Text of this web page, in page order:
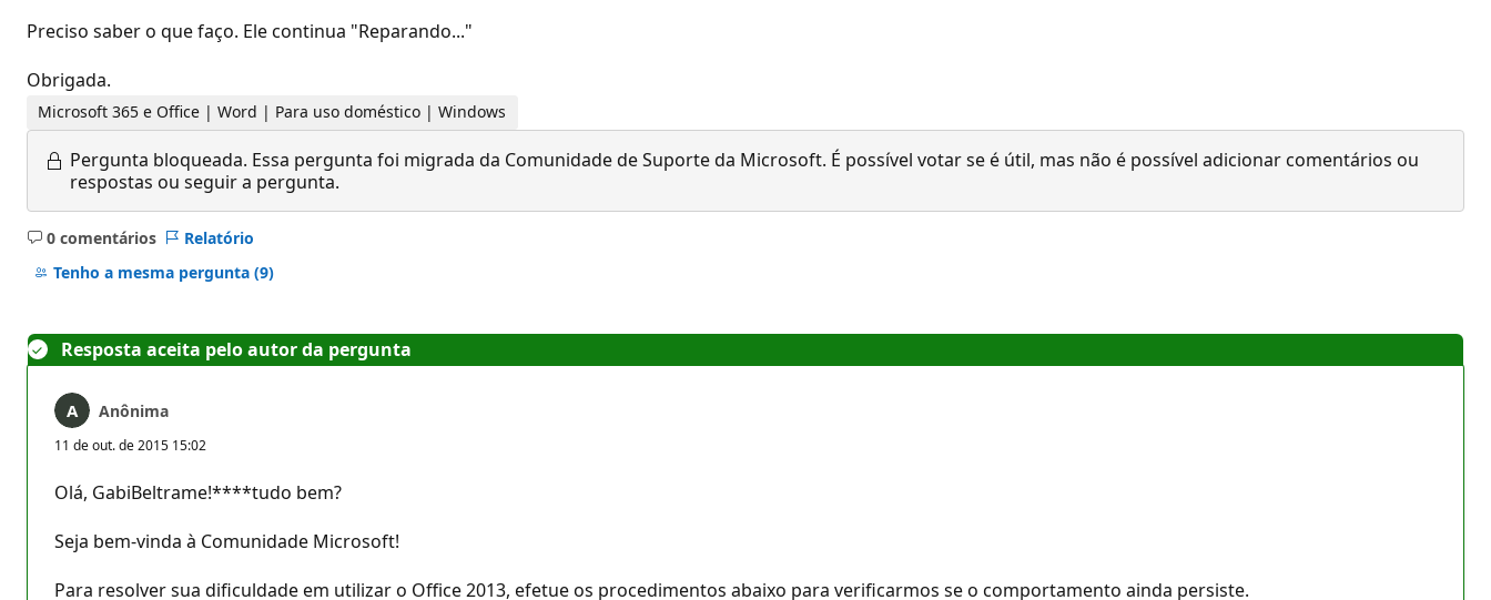
Preciso saber o que faço. Ele continua "Reparando..."
Obrigada.
Microsoft 365 e Office | Word | Para uso doméstico | Windows
Pergunta bloqueada. Essa pergunta foi migrada da Comunidade de Suporte da Microsoft. É possível votar se é útil, mas não é possível adicionar comentários ou
respostas ou seguir a pergunta.
0 comentários
Sem
comentários
Relatório
Tenho a mesma pergunta (9)
Resposta aceita pelo autor da pergunta
Anônima
11 de out. de 2015 15:02
Olá, GabiBeltrame!****tudo bem?
Seja bem-vinda à Comunidade Microsoft!
Para resolver sua dificuldade em utilizar o Office 2013, efetue os procedimentos abaixo para verificarmos se o comportamento ainda persiste.